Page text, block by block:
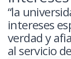
“la
intereses
verdad y
al servicio